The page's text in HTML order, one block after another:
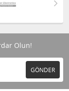
Olun!
GÖNDER